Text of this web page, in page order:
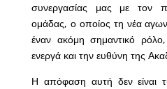
συνεργασίας μας με τον
ομάδας, ο οποίος τη νέα
έναν ακόμη σημαντικό
ενεργά και την ευθύνη της
Η απόφαση αυτή δεν είναι